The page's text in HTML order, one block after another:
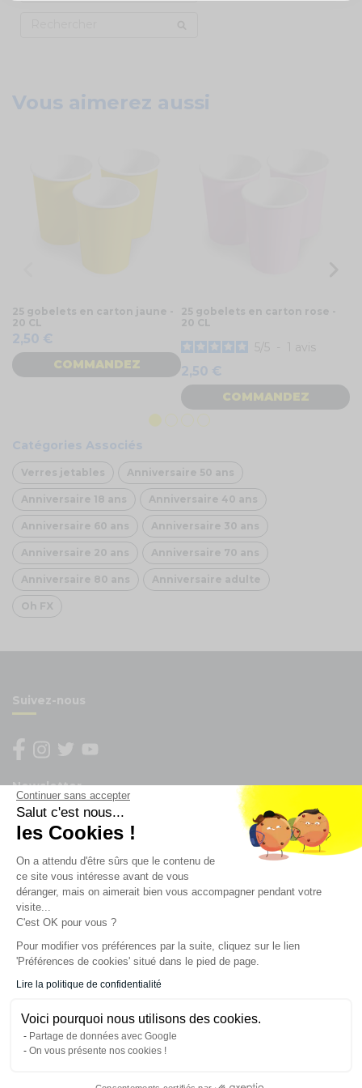
Continuer sans accepter
Salut c'est nous...
les Cookies !
On a attendu d'être sûrs que le contenu de
ce site vous intéresse avant de vous
déranger, mais on aimerait bien vous accompagner pendant votre
visite...
C'est OK pour vous ?
Pour modifier vos préférences par la suite, cliquez sur le lien
'Préférences de cookies' situé dans le pied de page.
Lire la politique de confidentialité
Voici pourquoi nous utilisons des cookies.
Partage de données avec Google
On vous présente nos cookies !
Vous aimerez aussi
25 gobelets en carton jaune -
20 CL
2,50 €
COMMANDEZ
25 gobelets en carton rose -
20 CL
5 5 - 1 avis
2,50 €
COMMANDEZ
Catégories Associés
Verres jetables Anniversaire 50 ans
Anniversaire 18 ans Anniversaire 40 ans
Anniversaire 60 ans Anniversaire 30 ans
Anniversaire 20 ans Anniversaire 70 ans
Anniversaire 80 ans Anniversaire adulte
Oh FX
Suivez-nous
Newsletter
Enregistrez vous à la newsletter
Restez à l'actualité sur nos produits et les offres du
moment
NOS SERVICES
INFORMATIONS
CONTACT